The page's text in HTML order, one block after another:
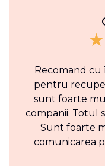
Recomand cu
pentru
sunt foarte
companii. Totul
Sunt foarte
comunicarea